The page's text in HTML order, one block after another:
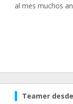
al mes muchos
Teamer